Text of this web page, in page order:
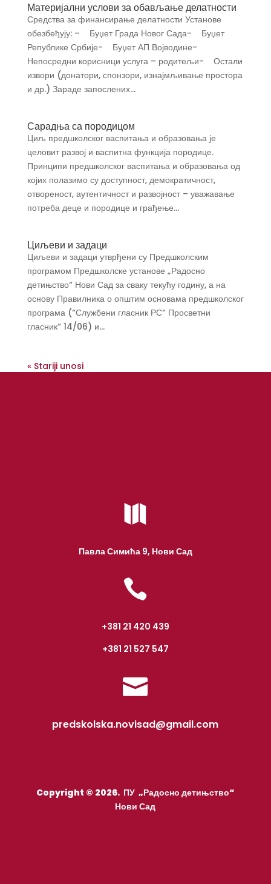
Материјални услови за обављање делатности
Средства за финансирање делатности Установе
обезбеђују: – Буџет Града Новог Сада- Буџет
Републике Србије- Буџет АП Војводине-
Непосредни корисници услуга – родитељи- Остали
извори (донатори, спонзори, изнајмљивање простора
и др.) Зараде запослених...
Сарадња са породицом
Циљ предшколског васпитања и образовања је
целовит развој и васпитна функција породице.
Принципи предшколског васпитања и образовања од
којих полазимо су доступност, демократичност,
отвореност, аутентичност и развојност – уважавање
потреба деце и породице и грађење...
Циљеви и задаци
Циљеви и задаци утврђени су Предшколским
програмом Предшколске установе „Радосно
детињство“ Нови Сад за сваку текућу годину, а на
основу Правилника о општим основама предшколског
програма (“Службени гласник РС“ Просветни
гласник“ 14/06) и...
« Stariji unosi

Павла Симића 9, Нови Сад

+381 21 420 439
+381 21 527 547

predskolska.novisad@gmail.com
Copyright © 2026. ПУ „Радосно детињство“
Нови Сад